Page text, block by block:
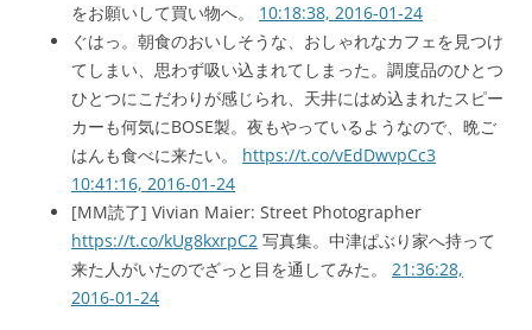
をお願いして買い物へ。 10:18:38, 2016-01-24
ぐはっ。朝食のおいしそうな、おしゃれなカフェを見つけ
てしまい、思わず吸い込まれてしまった。調度品のひとつ
ひとつにこだわりが感じられ、天井にはめ込まれたスピー
カーも何気にBOSE製。夜もやっているようなので、晩ご
はんも食べに来たい。 https://t.co/vEdDwvpCc3
10:41:16, 2016-01-24
[MM読了] Vivian Maier: Street Photographer
https://t.co/kUg8kxrpC2 写真集。中津ぱぶり家へ持って
来た人がいたのでざっと目を通してみた。 21:36:28,
2016-01-24